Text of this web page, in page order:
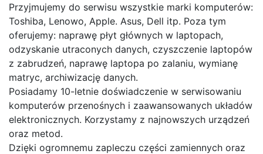
Przyjmujemy do serwisu wszystkie marki komputerów:
Toshiba, Lenowo, Apple. Asus, Dell itp. Poza tym
oferujemy: naprawę płyt głównych w laptopach,
odzyskanie utraconych danych, czyszczenie laptopów
z zabrudzeń, naprawę laptopa po zalaniu, wymianę
matryc, archiwizację danych.
Posiadamy 10-letnie doświadczenie w serwisowaniu
komputerów przenośnych i zaawansowanych układów
elektronicznych. Korzystamy z najnowszych urządzeń
oraz metod.
Dzięki ogromnemu zapleczu części zamiennych oraz